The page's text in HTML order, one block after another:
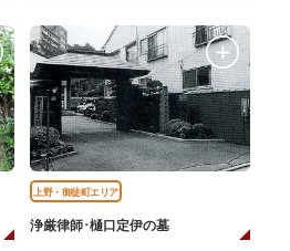
上野・御徒町エリア
浄厳律師･樋口定伊の墓